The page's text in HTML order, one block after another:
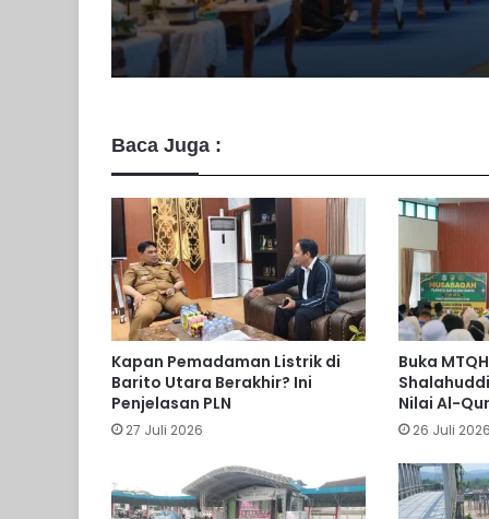
Kalteng
Baca Juga :
Kapan Pemadaman Listrik di
Barito Utara Berakhir? Ini
Penjelasan PLN
27 Juli 2026
Buka
Nilai Al-
26 Juli 2026